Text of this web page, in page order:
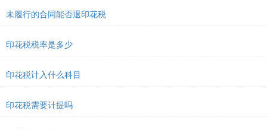
未履行的合同能否退印花税
印花税税率是多少
印花税计入什么科目
印花税需要计提吗